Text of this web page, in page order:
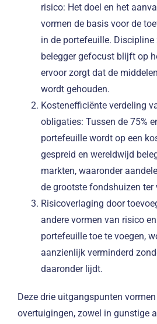
risico: Het doel en het
vormen de basis voor de
in de portefeuille.
belegger gefocust blijft op
ervoor zorgt dat de
wordt gehouden.
Kostenefficiënte verdeling
obligaties: Tussen de 75%
portefeuille wordt op een
gespreid en wereldwijd
markten, waaronder
de grootste fondshuizen ter
Risicoverlaging door
andere vormen van risico
portefeuille toe te voegen,
aanzienlijk verminderd
daaronder lijdt.
Deze drie uitgangspunten
overtuigingen, zowel in gunstige